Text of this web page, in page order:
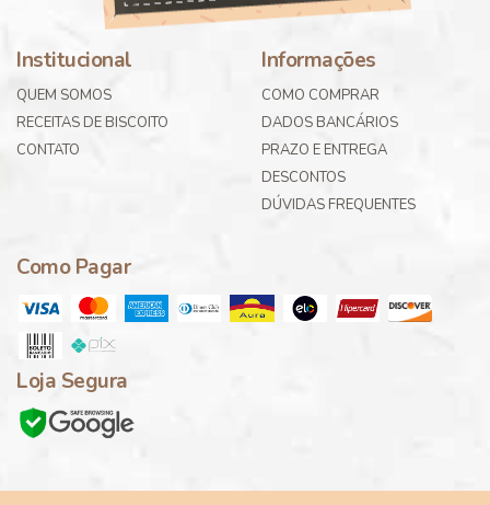
Institucional
QUEM SOMOS
RECEITAS DE BISCOITO
CONTATO
Informações
COMO COMPRAR
DADOS BANCÁRIOS
PRAZO E ENTREGA
DESCONTOS
DÚVIDAS FREQUENTES
Como Pagar
Loja Segura